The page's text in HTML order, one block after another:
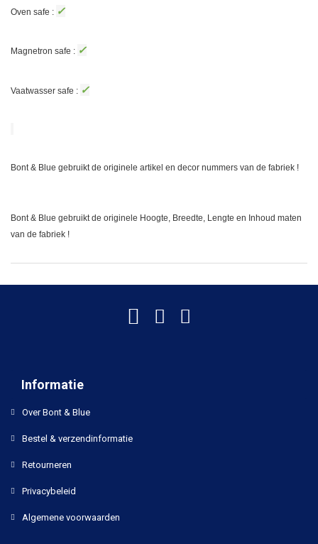
Oven safe : ✓
Magnetron safe : ✓
Vaatwasser safe : ✓
Bont & Blue gebruikt de originele artikel en decor nummers van de fabriek !
Bont & Blue gebruikt de originele Hoogte, Breedte, Lengte en Inhoud maten
van de fabriek !
Informatie
Over Bont & Blue
Bestel & verzendinformatie
Retourneren
Privacybeleid
Algemene voorwaarden